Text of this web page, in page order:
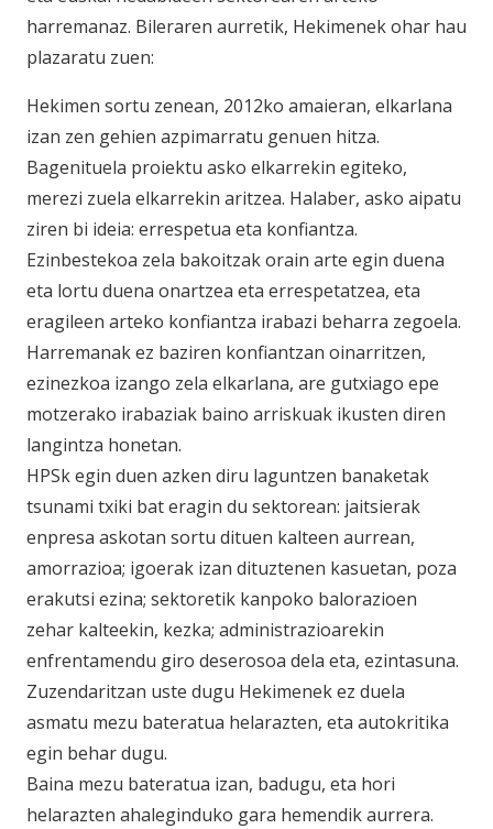
harremanaz. Bileraren aurretik, Hekimenek ohar hau
plazaratu zuen:
Hekimen sortu zenean, 2012ko amaieran, elkarlana
izan zen gehien azpimarratu genuen hitza.
Bagenituela proiektu asko elkarrekin egiteko,
merezi zuela elkarrekin aritzea. Halaber, asko aipatu
ziren bi ideia: errespetua eta konfiantza.
Ezinbestekoa zela bakoitzak orain arte egin duena
eta lortu duena onartzea eta errespetatzea, eta
eragileen arteko konfiantza irabazi beharra zegoela.
Harremanak ez baziren konfiantzan oinarritzen,
ezinezkoa izango zela elkarlana, are gutxiago epe
motzerako irabaziak baino arriskuak ikusten diren
langintza honetan.
HPSk egin duen azken diru laguntzen banaketak
tsunami txiki bat eragin du sektorean: jaitsierak
enpresa askotan sortu dituen kalteen aurrean,
amorrazioa; igoerak izan dituztenen kasuetan, poza
erakutsi ezina; sektoretik kanpoko balorazioen
zehar kalteekin, kezka; administrazioarekin
enfrentamendu giro deserosoa dela eta, ezintasuna.
Zuzendaritzan uste dugu Hekimenek ez duela
asmatu mezu bateratua helarazten, eta autokritika
egin behar dugu.
Baina mezu bateratua izan, badugu, eta hori
helarazten ahaleginduko gara hemendik aurrera.